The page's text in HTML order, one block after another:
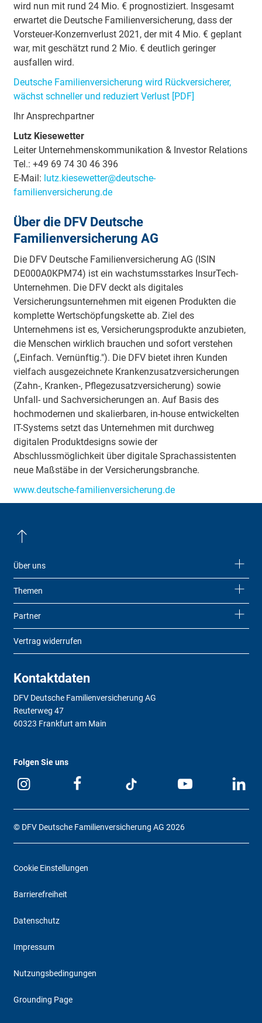
wird nun mit rund 24 Mio. € prognostiziert. Insgesamt
erwartet die Deutsche Familienversicherung, dass der
Vorsteuer-Konzernverlust 2021, der mit 4 Mio. € geplant
war, mit geschätzt rund 2 Mio. € deutlich geringer
ausfallen wird.
Deutsche Familienversicherung wird Rückversicherer,
wächst schneller und reduziert Verlust [PDF]
Ihr Ansprechpartner
Lutz Kiesewetter
Leiter Unternehmenskommunikation & Investor Relations
Tel.: +49 69 74 30 46 396
E-Mail: lutz.kiesewetter@deutsche-
familienversicherung.de
Über die DFV Deutsche
Familienversicherung AG
Die DFV Deutsche Familienversicherung AG (ISIN
DE000A0KPM74) ist ein wachstumsstarkes InsurTech-
Unternehmen. Die DFV deckt als digitales
Versicherungsunternehmen mit eigenen Produkten die
komplette Wertschöpfungskette ab. Ziel des
Unternehmens ist es, Versicherungsprodukte anzubieten,
die Menschen wirklich brauchen und sofort verstehen
(„Einfach. Vernünftig."). Die DFV bietet ihren Kunden
vielfach ausgezeichnete Krankenzusatzversicherungen
(Zahn-, Kranken-, Pflegezusatzversicherung) sowie
Unfall- und Sachversicherungen an. Auf Basis des
hochmodernen und skalierbaren, in-house entwickelten
IT-Systems setzt das Unternehmen mit durchweg
digitalen Produktdesigns sowie der
Abschlussmöglichkeit über digitale Sprachassistenten
neue Maßstäbe in der Versicherungsbranche.
www.deutsche-familienversicherung.de
Über uns
Themen
Partner
Vertrag widerrufen
Kontaktdaten
DFV Deutsche Familienversicherung AG
Reuterweg 47
60323 Frankfurt am Main
Folgen Sie uns
© DFV Deutsche Familienversicherung AG 2026
Cookie Einstellungen
Barrierefreiheit
Datenschutz
Impressum
Nutzungsbedingungen
Grounding Page